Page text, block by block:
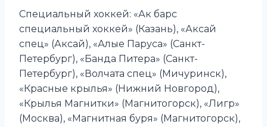
Специальный хоккей: «Ак барс
специальный хоккей» (Казань), «Аксай
спец» (Аксай), «Алые Паруса» (Санкт-
Петербург), «Банда Питера» (Санкт-
Петербург), «Волчата спец» (Мичуринск),
«Красные крылья» (Нижний Новгород),
«Крылья Магнитки» (Магнитогорск), «Лигр»
(Москва), «Магнитная буря» (Магнитогорск),